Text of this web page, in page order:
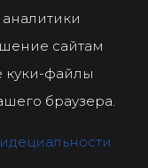
сайтам
куки-файлы
браузера.